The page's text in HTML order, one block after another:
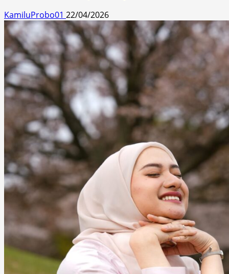
KamiluProbo01 22/04/2026